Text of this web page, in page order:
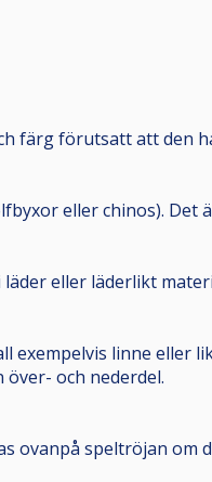
färg förutsatt att den
eller chinos). Det
eller läderlikt
exempelvis linne eller
och nederdel.
ovanpå speltröjan om